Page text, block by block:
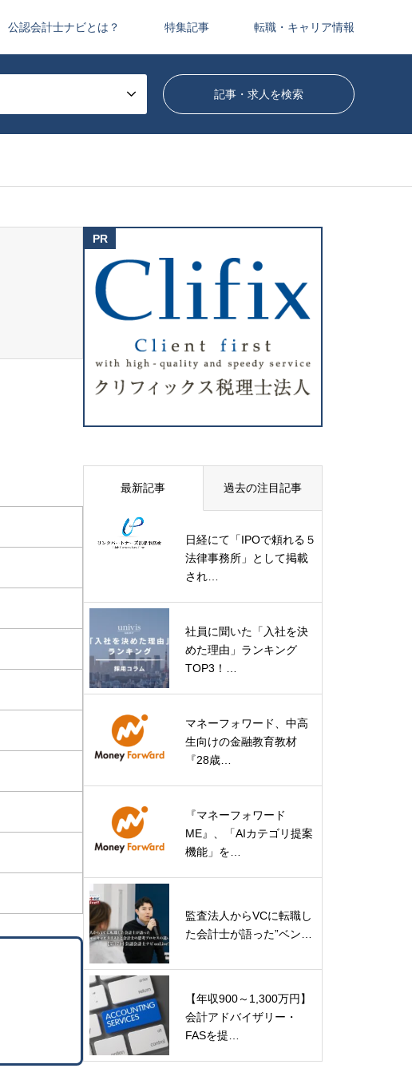
公認会計士ナビとは？ 特集記事 転職・キャリア情報
最新記事 過去の注目記事
日経にて「IPOで頼れる５
法律事務所」として掲載
され…
社員に聞いた「入社を決
めた理由」ランキング
TOP3！…
マネーフォワード、中高
生向けの金融教育教材
『28歳…
『マネーフォワード
ME』、「AIカテゴリ提案
機能」を…
監査法人からVCに転職し
た会計士が語った”ベン…
【年収900～1,300万円】
会計アドバイザリー・
FASを提…